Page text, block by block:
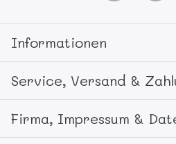
Informationen
Service, Versand &
Firma, Impressum &